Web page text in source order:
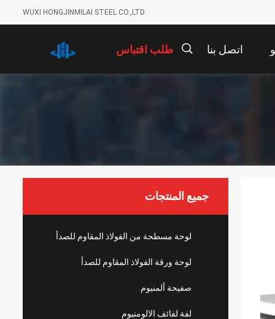
WUXI HONGJINMILAI STEEL CO.,LTD
اتصل بنا طلب اقتباس
جميع المنتجات
لوحة مسطحة من الفولاذ المقاوم للصدأ
لوحة ورقة الفولاذ المقاوم للصدأ
صفيحة ألمنيوم
لفة لفائف الالومنيوم